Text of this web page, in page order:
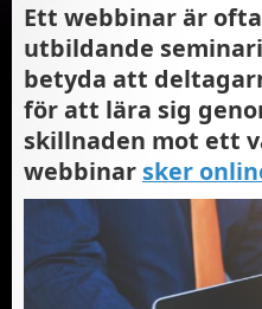
Ett webbinar är
utbildande
betyda att
för att lära sig
skillnaden mot ett
webbinar sker